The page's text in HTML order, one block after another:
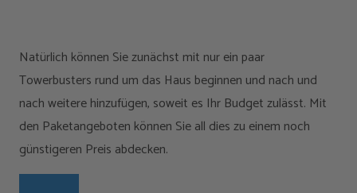
Natürlich können Sie zunächst mit nur ein paar
Towerbusters rund um das Haus beginnen und nach und
nach weitere hinzufügen, soweit es Ihr Budget zulässt. Mit
den Paketangeboten können Sie all dies zu einem noch
günstigeren Preis abdecken.